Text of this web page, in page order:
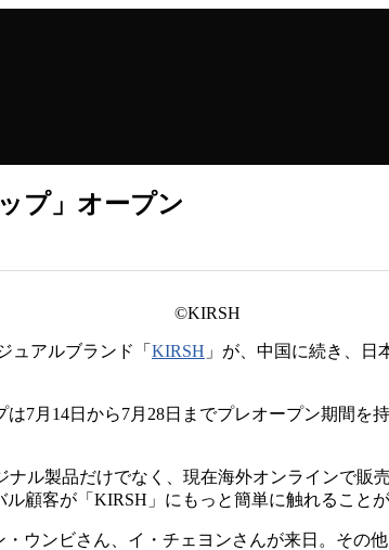
プ」オープン
©KIRSH
ュアルブランド「 KIRSH 」が、中国に続き、日
7月14日から7月28日までプレオープン期間
ル製品だけでなく、現在海外オンラインで
顧客が「KIRSH」にもっと簡単に触れること
ウンビさん、イ・チェヨンさんが来日。その